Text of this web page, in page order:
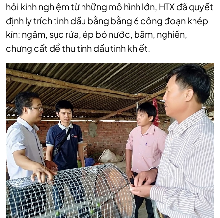
hỏi kinh nghiệm từ những mô hình lớn, HTX đã quyết
định ly trích tinh dầu bằng bằng 6 công đoạn khép
kín: ngâm, sục rửa, ép bỏ nước, băm, nghiền,
chưng cất để thu tinh dầu tinh khiết.